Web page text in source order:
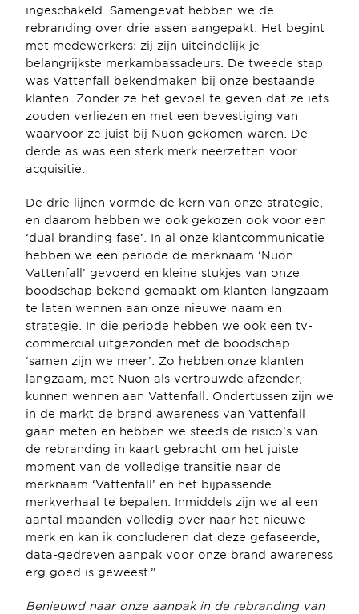
ingeschakeld. Samengevat hebben we de
rebranding over drie assen aangepakt. Het begint
met medewerkers: zij zijn uiteindelijk je
belangrijkste merkambassadeurs. De tweede stap
was Vattenfall bekendmaken bij onze bestaande
klanten. Zonder ze het gevoel te geven dat ze iets
zouden verliezen en met een bevestiging van
waarvoor ze juist bij Nuon gekomen waren. De
derde as was een sterk merk neerzetten voor
acquisitie.
De drie lijnen vormde de kern van onze strategie,
en daarom hebben we ook gekozen ook voor een
‘dual branding fase’. In al onze klantcommunicatie
hebben we een periode de merknaam ‘Nuon
Vattenfall’ gevoerd en kleine stukjes van onze
boodschap bekend gemaakt om klanten langzaam
te laten wennen aan onze nieuwe naam en
strategie. In die periode hebben we ook een tv-
commercial uitgezonden met de boodschap
‘samen zijn we meer’. Zo hebben onze klanten
langzaam, met Nuon als vertrouwde afzender,
kunnen wennen aan Vattenfall. Ondertussen zijn we
in de markt de brand awareness van Vattenfall
gaan meten en hebben we steeds de risico’s van
de rebranding in kaart gebracht om het juiste
moment van de volledige transitie naar de
merknaam ‘Vattenfall’ en het bijpassende
merkverhaal te bepalen. Inmiddels zijn we al een
aantal maanden volledig over naar het nieuwe
merk en kan ik concluderen dat deze gefaseerde,
data-gedreven aanpak voor onze brand awareness
erg goed is geweest.”
Benieuwd naar onze aanpak in de rebranding van